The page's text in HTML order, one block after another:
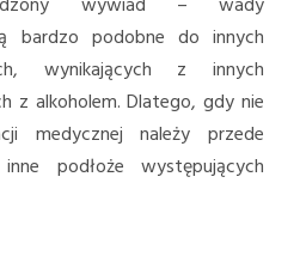
bardzo podobne do innych
wynikających z innych
z alkoholem. Dlatego, gdy nie
medycznej należy przede
podłoże występujących